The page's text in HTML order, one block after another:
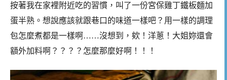
按著我在家裡附近吃的習慣，叫了一份宮保雞丁鐵板麵加
蛋半熟。想說應該就跟巷口的味道一樣吧？用一樣的調理
包怎麼煮都是一樣啊……沒想到，欸！洋蔥！大姐妳還會
額外加料啊？？？？怎麼那麼好啊！！！